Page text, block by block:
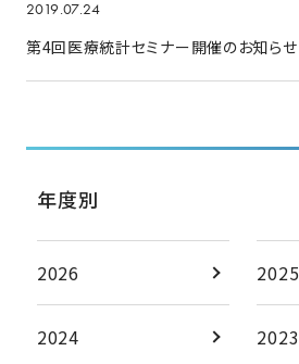
2019.07.24
第4回医療統計セミナー開催のお知らせ
年度別
2026 2025
2024 2023